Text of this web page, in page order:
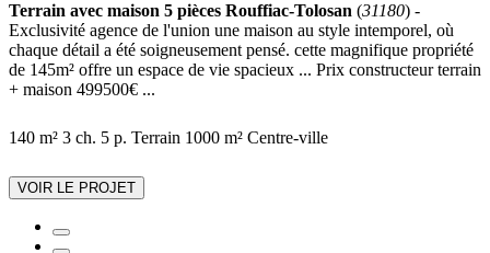
Terrain avec maison 5 pièces Rouffiac-Tolosan (31180) -
Exclusivité agence de l'union une maison au style intemporel, où
chaque détail a été soigneusement pensé. cette magnifique propriété
de 145m² offre un espace de vie spacieux ... Prix constructeur terrain
+ maison 499500€ ...
140 m² 3 ch. 5 p. Terrain 1000 m² Centre-ville
VOIR LE PROJET